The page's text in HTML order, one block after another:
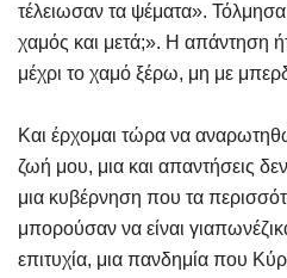
τέλειωσαν τα ψέματα».
χαμός και μετά;». Η απάντηση
μέχρι το χαμό ξέρω, μη με
Και έρχομαι τώρα να
ζωή μου, μια και απαντήσεις
μια κυβέρνηση που τα
μπορούσαν να είναι
επιτυχία, μια πανδημία που